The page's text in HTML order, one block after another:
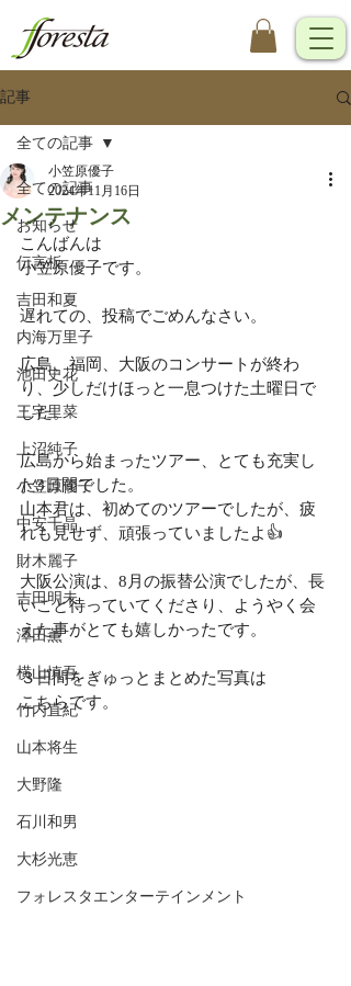
記事
全ての記事
お知らせ
伝言板
吉田和夏
内海万里子
池田史花
三宅里菜
上沼純子
小笠原優子
中安千晶
財木麗子
吉田明未
澤田薫
横山慎吾
竹内直紀
山本将生
大野隆
石川和男
大杉光恵
フォレスタエンターテインメント
全ての記事
メンテナンス
小笠原優子
2024年11月16日
こんばんは
小笠原優子です。
遅れての、投稿でごめんなさい。
広島、福岡、大阪のコンサートが終わ
り、少しだけほっと一息つけた土曜日で
した。
広島から始まったツアー、とても充実し
た3日間でした。
山本君は、初めてのツアーでしたが、疲
れも見せず、頑張っていましたよ👍
大阪公演は、8月の振替公演でしたが、長
いこと待っていてくださり、ようやく会
えた事がとても嬉しかったです。
３日間をぎゅっとまとめた写真は
こちらです。